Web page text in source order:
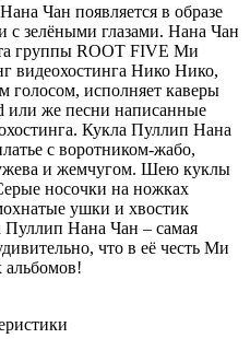
Чан появляется в образе
с зелёными глазами. Нана Чан
группы ROOT FIVE Ми
видеохостинга Нико Нико,
голосом, исполняет каверы
или же песни написанные
Кукла Пуллип Нана
с воротником-жабо,
и жемчугом. Шею куклы
носочки на ножках
ушки и хвостик
Пуллип Нана Чан – самая
что в её честь Ми
альбомов!